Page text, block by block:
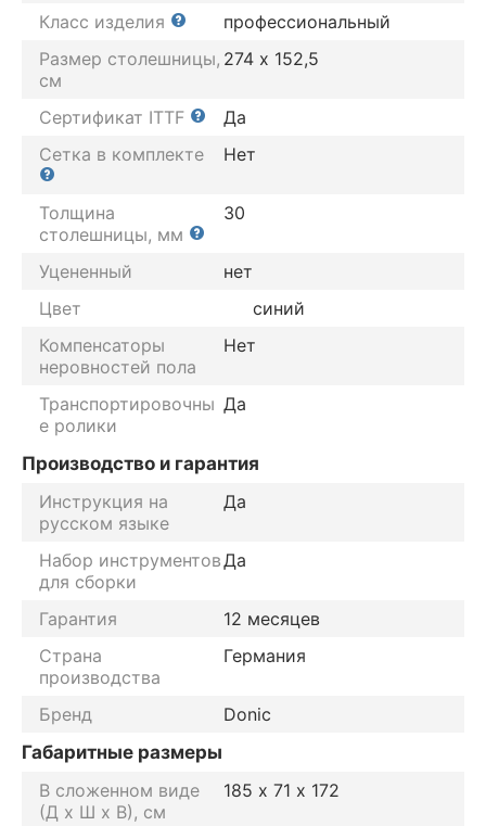
Класс изделия
профессиональный
Размер столешницы,
см
274 х 152,5
Сертификат ITTF
Да
Сетка в комплекте
Нет
Толщина
столешницы, мм
30
Уцененный
нет
Цвет
синий
Компенсаторы
неровностей пола
Нет
Транспортировочны
е ролики
Да
Производство и гарантия
Инструкция на
русском языке
Да
Набор инструментов
для сборки
Да
Гарантия
12 месяцев
Страна
производства
Германия
Бренд
Donic
Габаритные размеры
В сложенном виде
(Д х Ш х В), см
185 х 71 х 172